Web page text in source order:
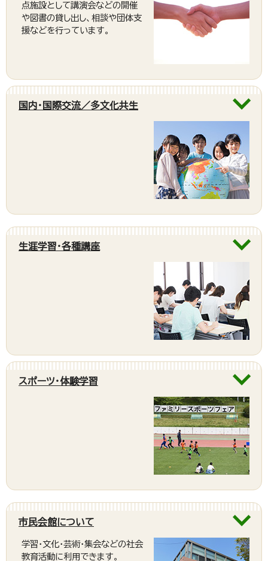
点施設として講演会などの開催
や図書の貸し出し、相談や団体支
援などを行っています。
国内・国際交流／多文化共生
生涯学習・各種講座
スポーツ・体験学習
市民会館について
学習・文化・芸術・集会などの社会
教育活動に利用できます。